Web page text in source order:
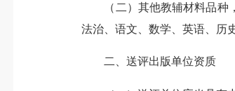
（二）其他教辅材料品种，
法治、语文、数学、英语、历
二、送评出版单位资质